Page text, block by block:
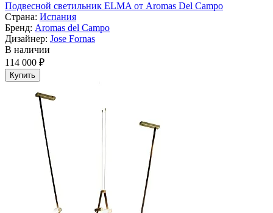
Подвесной светильник ELMA от Aromas Del Campo
Страна: Испания
Бренд: Aromas del Campo
Дизайнер: Jose Fornas
В наличии
114 000 ₽
Купить